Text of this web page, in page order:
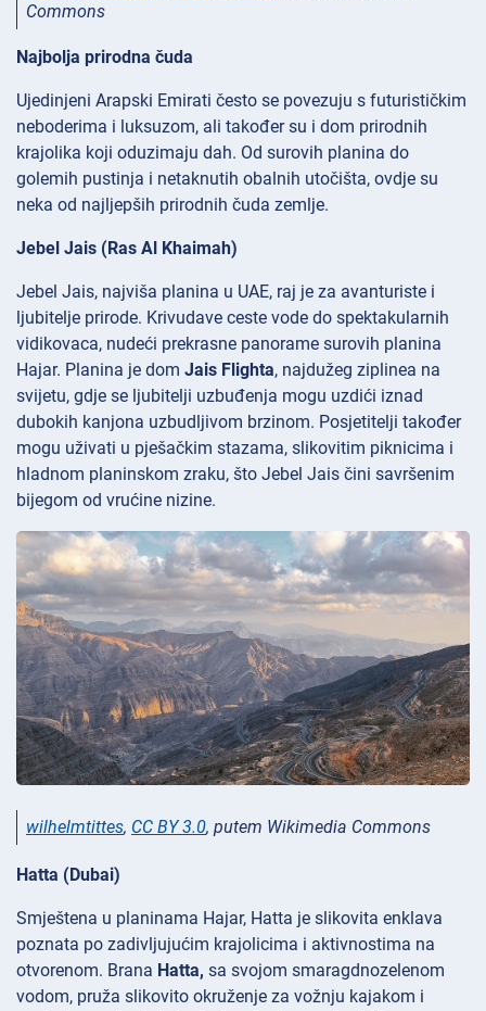
Commons
Najbolja prirodna čuda
Ujedinjeni Arapski Emirati često se povezuju s futurističkim
neboderima i luksuzom, ali također su i dom prirodnih
krajolika koji oduzimaju dah. Od surovih planina do
golemih pustinja i netaknutih obalnih utočišta, ovdje su
neka od najljepših prirodnih čuda zemlje.
Jebel Jais (Ras Al Khaimah)
Jebel Jais, najviša planina u UAE, raj je za avanturiste i
ljubitelje prirode. Krivudave ceste vode do spektakularnih
vidikovaca, nudeći prekrasne panorame surovih planina
Hajar. Planina je dom Jais Flighta, najdužeg ziplinea na
svijetu, gdje se ljubitelji uzbuđenja mogu uzdići iznad
dubokih kanjona uzbudljivom brzinom. Posjetitelji također
mogu uživati u pješačkim stazama, slikovitim piknicima i
hladnom planinskom zraku, što Jebel Jais čini savršenim
bijegom od vrućine nizine.
wilhelmtittes, CC BY 3.0, putem Wikimedia Commons
Hatta (Dubai)
Smještena u planinama Hajar, Hatta je slikovita enklava
poznata po zadivljujućim krajolicima i aktivnostima na
otvorenom. Brana Hatta, sa svojom smaragdnozelenom
vodom, pruža slikovito okruženje za vožnju kajakom i